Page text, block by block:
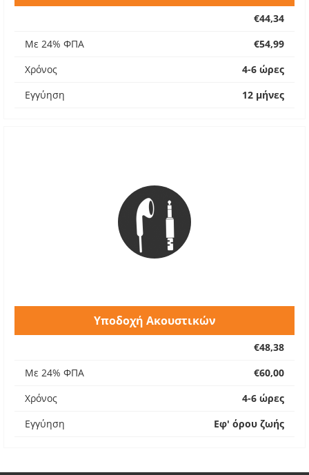
€44,34
Με 24% ΦΠΑ
€54,99
Χρόνος
4-6 ώρες
Εγγύηση
12 μήνες
Υποδοχή Ακουστικών
€48,38
Με 24% ΦΠΑ
€60,00
Χρόνος
4-6 ώρες
Εγγύηση
Εφ' όρου ζωής